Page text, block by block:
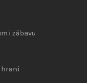
i zábavu
hraní